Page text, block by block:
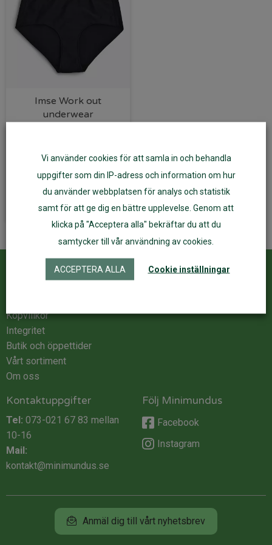
Imse Work out
underwear
398kr
Välj alternativ
Kundservice
Köpvillkor
Integritet
Butik och öppettider
Vårt sortiment
Om oss
Kontaktuppgifter
Tel: 073-021 67 83 mellan
10-16
Mail:
kontakt@minimundus.se
Följ Minimundus
Facebook
Instagram
Anmäl dig till vårt nyhetsbrev
Vi använder cookies för att samla in och behandla
uppgifter som din IP-adress och information om hur
du använder webbplatsen för analys och statistik
samt för att ge dig en bättre upplevelse. Genom att
klicka på "Acceptera alla" bekräftar du att du
samtycker till vår användning av cookies.
ACCEPTERA ALLA Cookie inställningar